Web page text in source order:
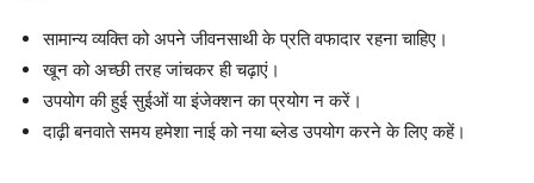
सामान्य व्यक्ति को अपने जीवनसाथी के प्रति वफादार रहना चाहिए।
खून को अच्छी तरह जांचकर ही चढ़ाएं।
उपयोग की हुई सुईओं या इंजेक्शन का प्रयोग न करें।
दाढ़ी बनवाते समय हमेशा नाई को नया ब्लेड उपयोग करने के लिए कहें।